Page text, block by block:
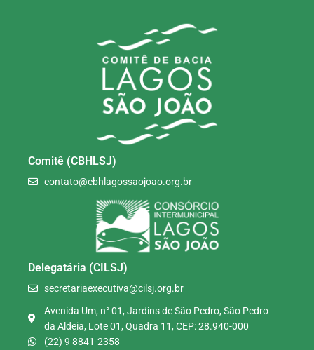
Comitê (CBHLSJ)
contato@cbhlagossaojoao.org.br
Delegatária (CILSJ)
secretariaexecutiva@cilsj.org.br
Avenida Um, n° 01, Jardins de São Pedro, São Pedro
da Aldeia, Lote 01, Quadra 11, CEP: 28.940-000
(22) 9 8841-2358